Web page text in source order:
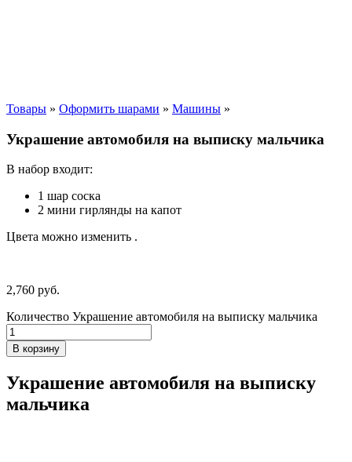
Товары » Оформить шарами » Машины »
Украшение автомобиля на выписку мальчика
В набор входит:
1 шар соска
2 мини гирлянды на капот
Цвета можно изменить .
2,760 руб.
Количество Украшение автомобиля на выписку мальчика
В корзину
Украшение автомобиля на выписку
мальчика